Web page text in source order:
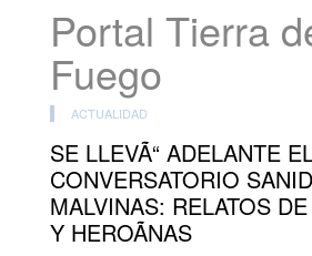
Portal Tierra
Fuego
ACTUALIDAD
SE LLEVÃ“ ADELANTE
CONVERSATORIO
MALVINAS: RELATOS
Y HEROÃNAS